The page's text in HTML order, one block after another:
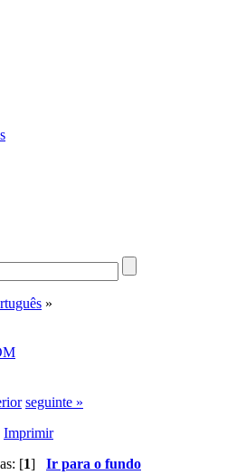
»
seguinte »
Imprimir
[1] Ir para o fundo